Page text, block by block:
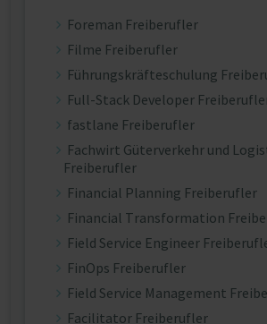
Foreman Freiberufler
Filme Freiberufler
Führungskräfteschulung
Full-Stack Developer
fastlane Freiberufler
Fachwirt Güterverkehr und
Freiberufler
Financial Planning Freiberufler
Financial Transformation
Field Service Engineer
FinOps Freiberufler
Field Service Management
Facilitator Freiberufler